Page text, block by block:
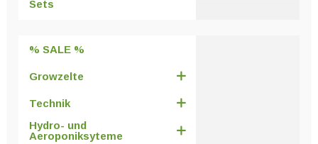
Sets
% SALE %
Growzelte
Technik
Hydro- und
Aeroponiksyteme